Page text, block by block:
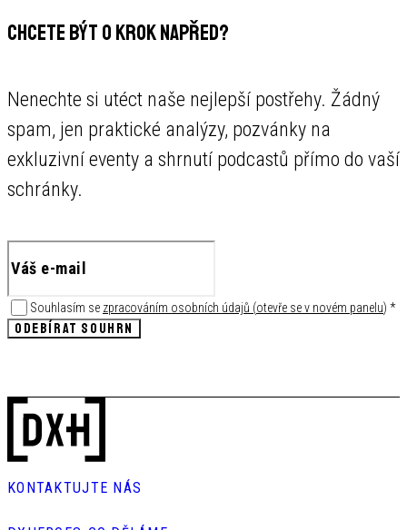
CHCETE BÝT O KROK NAPŘED?
Nenechte si utéct naše nejlepší postřehy. Žádný
spam, jen praktické analýzy, pozvánky na
exkluzivní eventy a shrnutí podcastů přímo do vaší
schránky.
Souhlasím se zpracováním osobních údajů (otevře se v novém panelu) *
ODEBÍRAT SOUHRN
KONTAKTUJTE NÁS